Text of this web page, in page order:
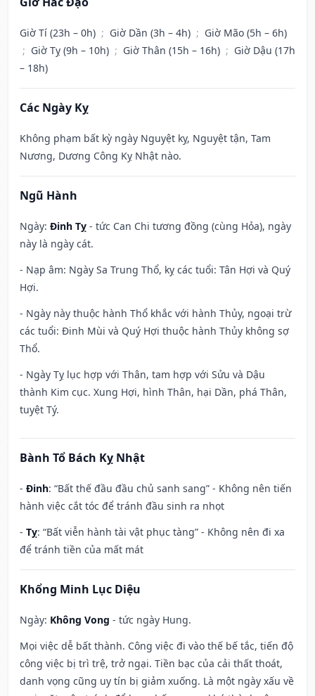
Giờ Tí (23h – 0h) ; Giờ Dần (3h – 4h) ; Giờ Mão (5h – 6h)
; Giờ Tỵ (9h – 10h) ; Giờ Thân (15h – 16h) ; Giờ Dậu (17h
– 18h)
Các Ngày Kỵ
Không phạm bất kỳ ngày Nguyệt kỵ, Nguyệt tận, Tam
Nương, Dương Công Kỵ Nhật nào.
Ngũ Hành
Ngày: Đinh Tỵ - tức Can Chi tương đồng (cùng Hỏa), ngày
này là ngày cát.
- Nạp âm: Ngày Sa Trung Thổ, kỵ các tuổi: Tân Hợi và Quý
Hợi.
- Ngày này thuộc hành Thổ khắc với hành Thủy, ngoại trừ
các tuổi: Đinh Mùi và Quý Hợi thuộc hành Thủy không sợ
Thổ.
- Ngày Tỵ lục hợp với Thân, tam hợp với Sửu và Dậu
thành Kim cục. Xung Hợi, hình Thân, hại Dần, phá Thân,
tuyệt Tý.
Bành Tổ Bách Kỵ Nhật
- Đinh: “Bất thế đầu đầu chủ sanh sang” - Không nên tiến
hành việc cắt tóc để tránh đầu sinh ra nhọt
- Tỵ: “Bất viễn hành tài vật phục tàng” - Không nên đi xa
để tránh tiền của mất mát
Khổng Minh Lục Diệu
Ngày: Không Vong - tức ngày Hung.
Mọi việc dễ bất thành. Công việc đi vào thế bế tắc, tiến độ
công việc bị trì trệ, trở ngại. Tiền bạc của cải thất thoát,
danh vọng cũng uy tín bị giảm xuống. Là một ngày xấu về